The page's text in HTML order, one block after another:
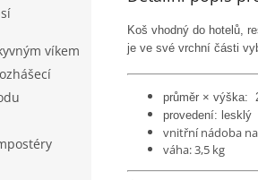
víkem
Koš vhodný do hotelů,
je ve své vrchní části
průměr × výška:
provedení: lesklý
vnitřní nádoba
váha: 3,5 kg